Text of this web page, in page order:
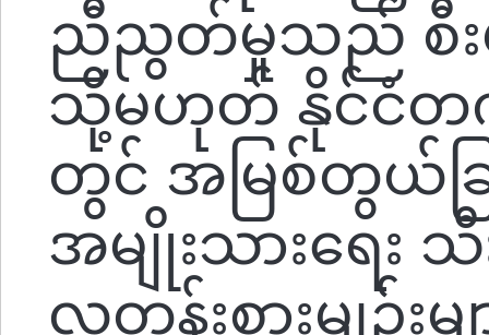
ညီညွတ်မှုသည် စီးပွ
သို့မဟုတ် နိုင်ငံတ
တွင် အမြစ်တွယ်ခ
အမျိုးသားရေး သီ
လူတန်းစားမျဉ်း